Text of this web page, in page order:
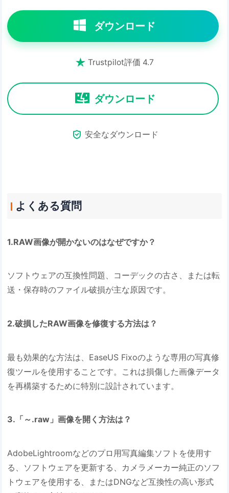
ダウンロード
 Trustpilot評価 4.7
ダウンロード
 安全なダウンロード
よくある質問
1.RAW画像が開かないのはなぜですか？
ソフトウェアの互換性問題、コーデックの古さ、または転
送・保存時のファイル破損が主な原因です。
2.破損したRAW画像を修復する方法は？
最も効果的な方法は、EaseUS Fixoのような専用の写真修
復ツールを使用することです。これは損傷した画像データ
を再構築するために特別に設計されています。
3.「～.raw」画像を開く方法は？
AdobeLightroomなどのプロ用写真編集ソフトを使用す
る、ソフトウェアを更新する、カメラメーカー純正のソフ
トウェアを使用する、またはDNGなど互換性の高い形式